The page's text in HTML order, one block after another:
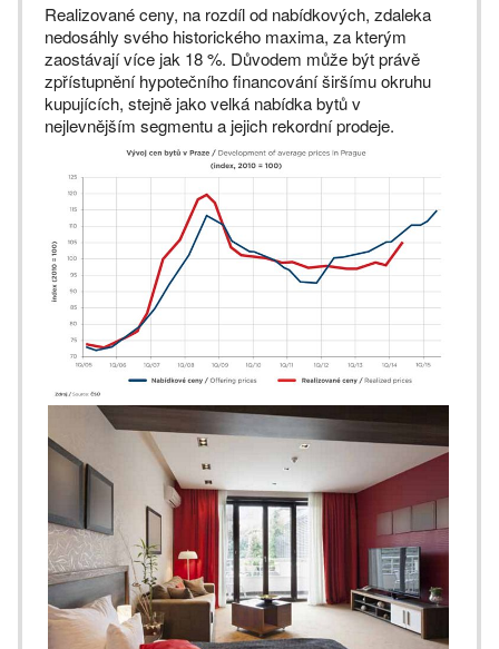
Realizované ceny, na rozdíl od nabídkových, zdaleka
nedosáhly svého historického maxima, za kterým
zaostávají více jak 18 %. Důvodem může být právě
zpřístupnění hypotečního financování širšímu okruhu
kupujících, stejně jako velká nabídka bytů v
nejlevnějším segmentu a jejich rekordní prodeje.